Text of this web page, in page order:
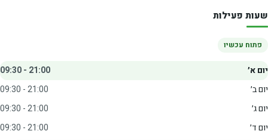
שעות פעילות
פתוח עכשיו
יום א׳
09:30 - 21:00
יום ב׳
09:30 - 21:00
יום ג׳
09:30 - 21:00
יום ד׳
09:30 - 21:00